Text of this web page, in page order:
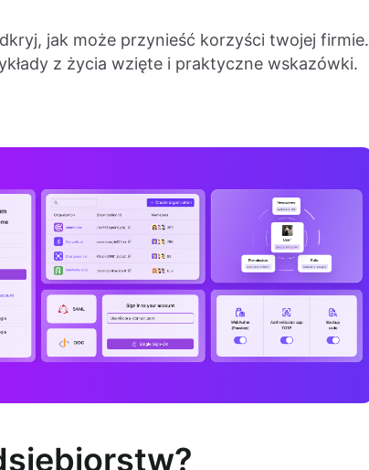
jak może przynieść korzyści twojej firmie.
z życia wzięte i praktyczne wskazówki.